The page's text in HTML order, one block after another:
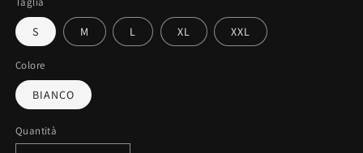
S M L XL XXL
Colore
BIANCO
Quantità